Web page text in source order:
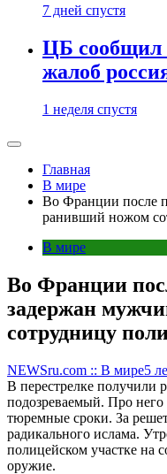
7 дней спустя
ЦБ сообщил
жалоб
1 неделя спустя
Главная
В мире
Во Франции после
ранивший ножом
В мире
Во Франции
задержан
сотрудницу
NEWSru.com :: В мире5
В перестрелке получили
подозреваемый. Про него
тюремные сроки. За
радикального ислама.
полицейском участке на
оружие.